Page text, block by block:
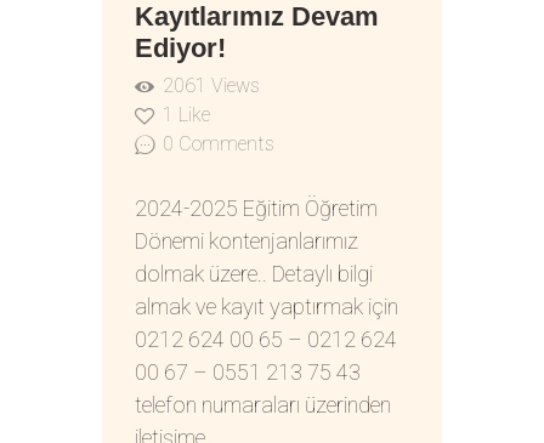
Kayıtlarımız Devam
Ediyor!
2061 Views
1 Like
0 Comments
2024-2025 Eğitim Öğretim
Dönemi kontenjanlarımız
dolmak üzere.. Detaylı bilgi
almak ve kayıt yaptırmak için
0212 624 00 65 – 0212 624
00 67 – 0551 213 75 43
telefon numaraları üzerinden